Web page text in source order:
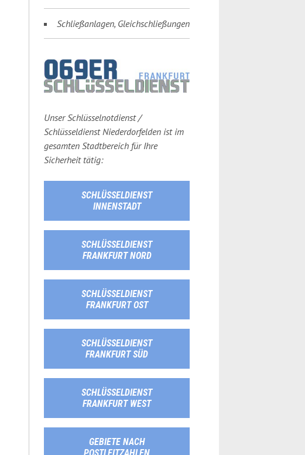
Schließanlagen, Gleichschließungen
Unser Schlüsselnotdienst /
Schlüsseldienst Niederdorfelden ist im
gesamten Stadtbereich für Ihre
Sicherheit tätig:
SCHLÜSSELDIENST
INNENSTADT
SCHLÜSSELDIENST
FRANKFURT NORD
SCHLÜSSELDIENST
FRANKFURT OST
SCHLÜSSELDIENST
FRANKFURT SÜD
SCHLÜSSELDIENST
FRANKFURT WEST
GEBIETE NACH